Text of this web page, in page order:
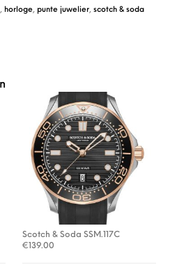
, horloge, punte juwelier,scotch & soda
Scotch & Soda SSM.117C
€139.00